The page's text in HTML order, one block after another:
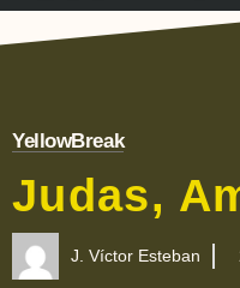
YellowBreak
Judas,
J. Víctor Esteban